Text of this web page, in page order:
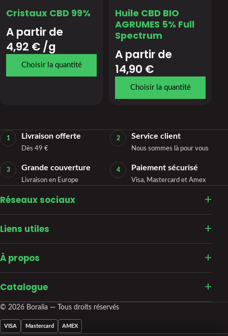
Cristaux CBD 99%
A partir de
4,92 €/g
Choisir la quantité
Huile CBD BIO
AGRUMES 5% Full
Spectrum
A partir de
14,90 €
Choisir la quantité
1 Livraison offerte
Dès 49 €
2 Service client
Nous sommes là pour vous
3 Grande couverture
Livraison en Europe
4 Paiement sécurisé
Visa, Mastercard et Amex
Réseaux sociaux
Liens utiles
À propos
Catalogue
© 2026 Boralia — Tous droits réservés
VISA Mastercard AMEX